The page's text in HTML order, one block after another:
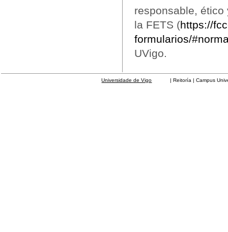
responsable,
la FETS (https://
formularios/
UVigo.
Universidade de Vigo | Reitoría | Campus